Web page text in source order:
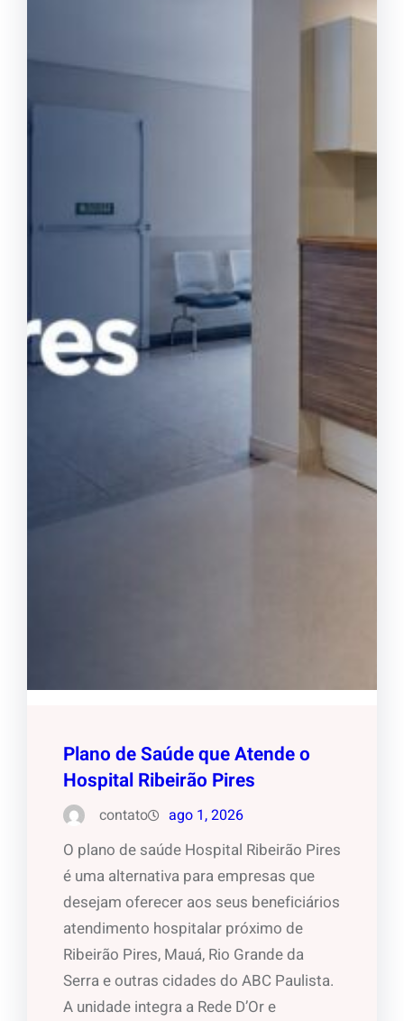
Plano de Saúde que Atende o
Hospital Ribeirão Pires
contato ago 1, 2026
O plano de saúde Hospital Ribeirão Pires
é uma alternativa para empresas que
desejam oferecer aos seus beneficiários
atendimento hospitalar próximo de
Ribeirão Pires, Mauá, Rio Grande da
Serra e outras cidades do ABC Paulista.
A unidade integra a Rede D’Or e